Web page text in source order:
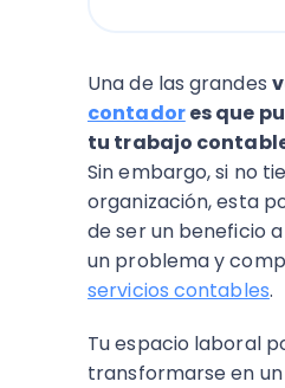
Una de las grandes
contadores que
tu trabajo
Sin embargo, si no
organización, esta
de ser un beneficio
un problema y
servicios contables.
Tu espacio laboral
transformarse en